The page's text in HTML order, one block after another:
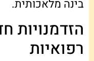
בינה מלאכותית.
הזדמנויות
רפואיות